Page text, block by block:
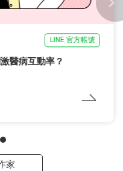
LINE 官方帳號
病互動率？
家